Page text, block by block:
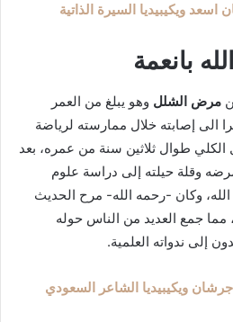
ويكيبيديا السيرة الذاتية
بانعمة
مرض الشلل وهو يبلغ من العمر
إصابته خلال ممارسته لرياضة
طوال ثلاثين سنة من عمره، بعد
وقلة حيلته إلى دراسة علوم
وكان -رحمه الله- مرح الحديث
جمع العديد من الناس حوله
إلى ندواته العلمية.
ويكيبيديا الشاعر السعودي